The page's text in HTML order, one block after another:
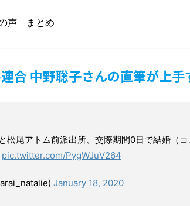
声 まとめ
合 中野聡子さんの直筆が上手
松尾アトム前派出所、交際期間0日で結婚（コ
pic.twitter.com/PygWJuV264
January 18, 2020